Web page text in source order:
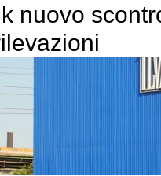
nuovo